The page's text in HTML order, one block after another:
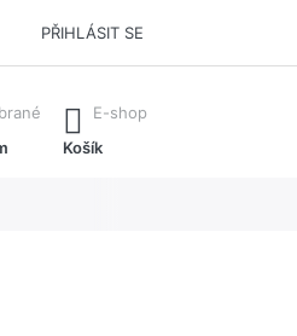
PŘIHLÁSIT SE
všechny výsledky.
E-shop
Košík